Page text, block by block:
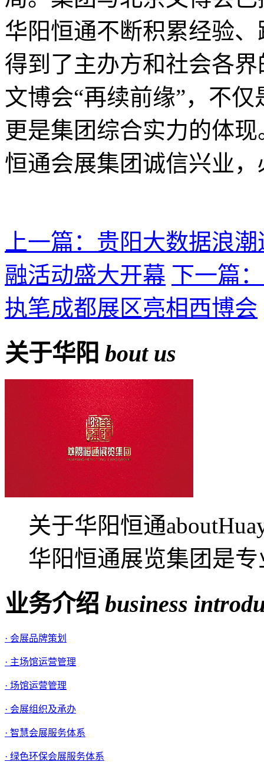
华阳恒通不断积累经验
得到了主办方和社会各
文博会“再续前缘”，不
更是集团综合实力的体
恒通会展集团诚信兴业
上一篇：贵阳大数据浪
融活动盛大开幕 下一篇
执笔成都展区亮相西博会
关于华阳 bout us
关于华阳恒通
华阳恒通展览集团是
业务介绍 business
· 会展品牌策划
· 主场馆运营管理
· 场馆运营管理
· 会展组织及承办
· 智慧会展服务体系
· 绿色环保会展服务体系